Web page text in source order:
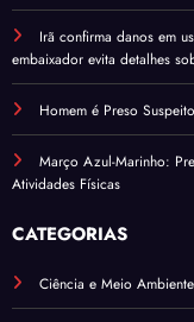
Irã confirma danos em
embaixador evita detalhes
Homem é Preso
Março Azul-Marinho:
Atividades Físicas
CATEGORIAS
Ciência e Meio Ambiente